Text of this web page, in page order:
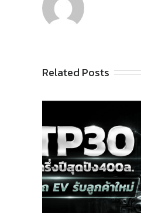
Related Posts
เดินเ
เคาะ